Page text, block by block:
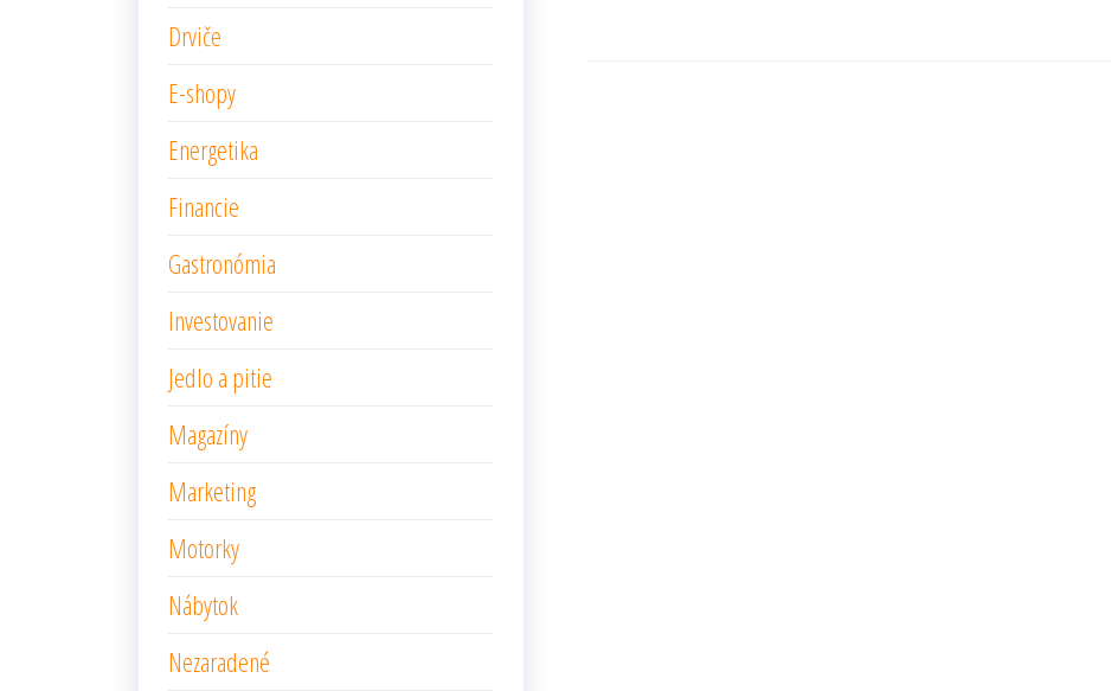
Drviče
E-shopy
Energetika
Financie
Gastronómia
Investovanie
Jedlo a pitie
Magazíny
Marketing
Motorky
Nábytok
Nezaradené